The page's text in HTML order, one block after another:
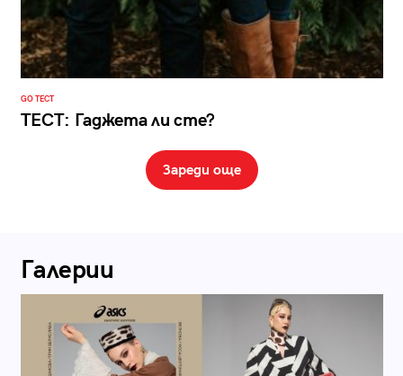
GO ТЕСТ
ТЕСТ: Гаджета ли сте?
Зареди още
Галерии